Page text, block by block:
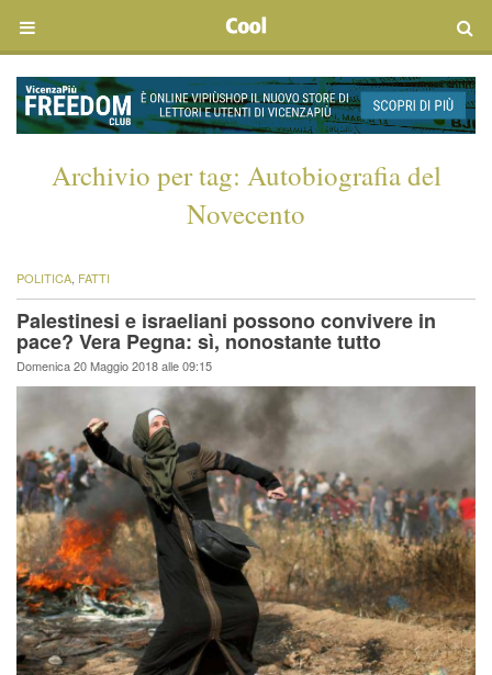
Archivio per tag: Autobiografia del
Novecento
POLITICA, FATTI
Palestinesi e israeliani possono convivere in
pace? Vera Pegna: sì, nonostante tutto
Domenica 20 Maggio 2018 alle 09:15